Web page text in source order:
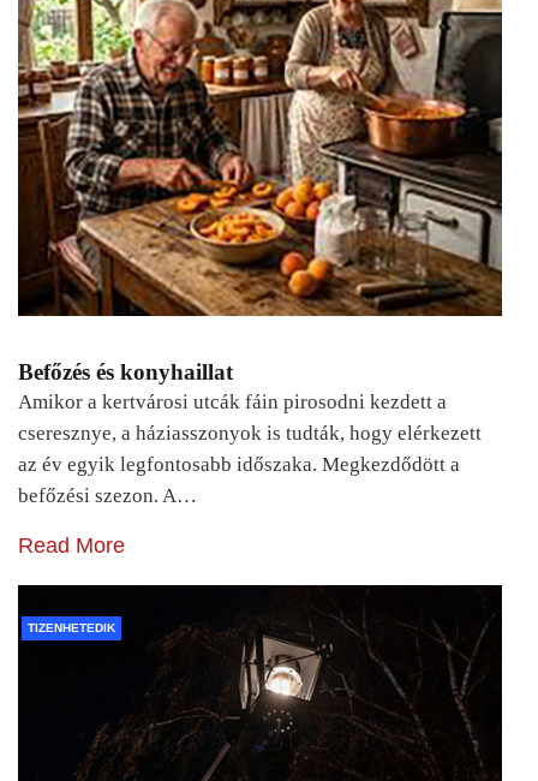
Befőzés és konyhaillat
Amikor a kertvárosi utcák fáin pirosodni kezdett a
cseresznye, a háziasszonyok is tudták, hogy elérkezett
az év egyik legfontosabb időszaka. Megkezdődött a
befőzési szezon. A…
Read More
TIZENHETEDIK